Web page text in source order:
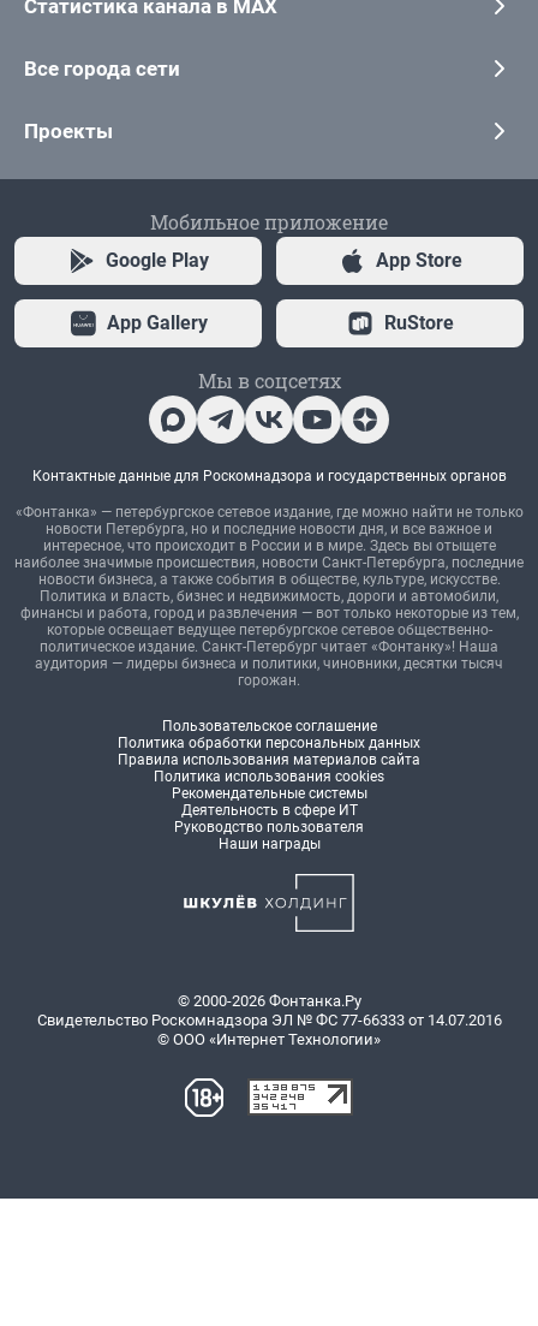
Статистика канала в MAX
Все города сети
Проекты
Мобильное приложение
Google Play App Store
App Gallery RuStore
Мы в соцсетях
Контактные данные для Роскомнадзора и государственных органов
«Фонтанка» — петербургское сетевое издание, где можно найти не только
новости Петербурга, но и последние новости дня, и все важное и
интересное, что происходит в России и в мире. Здесь вы отыщете
наиболее значимые происшествия, новости Санкт-Петербурга, последние
новости бизнеса, а также события в обществе, культуре, искусстве.
Политика и власть, бизнес и недвижимость, дороги и автомобили,
финансы и работа, город и развлечения — вот только некоторые из тем,
которые освещает ведущее петербургское сетевое общественно-
политическое издание. Санкт-Петербург читает «Фонтанку»! Наша
аудитория — лидеры бизнеса и политики, чиновники, десятки тысяч
горожан.
Пользовательское соглашение
Политика обработки персональных данных
Правила использования материалов сайта
Политика использования cookies
Рекомендательные системы
Деятельность в сфере ИТ
Руководство пользователя
Наши награды
© 2000-2026 Фонтанка.Ру
Свидетельство Роскомнадзора ЭЛ № ФС 77-66333 от 14.07.2016
© ООО «Интернет Технологии»